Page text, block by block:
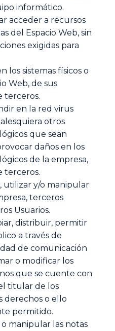
informático.
acceder a recursos
del Espacio Web, sin
exigidas para
los sistemas físicos o
Web, de sus
terceros.
en la red virus
otros
que sean
daños en los
de la empresa,
terceros.
utilizar y/o manipular
terceros
Usuarios.
distribuir, permitir
a través de
de comunicación
o modificar los
que se cuente con
titular de los
derechos o ello
permitido.
manipular las notas